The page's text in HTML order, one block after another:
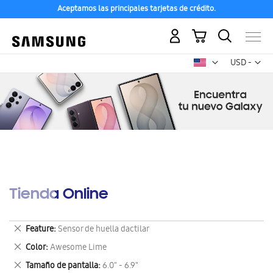
Aceptamos las principales tarjetas de crédito.
USD -
dólar
Mi carrito
Tienda Online
Feature Sensor de huella dactilar
Eliminar
este
artículo
Color Awesome Lime
Eliminar
este
Tamaño de pantalla 6.0" - 6.9"
Eliminar